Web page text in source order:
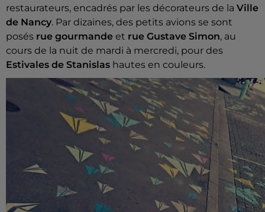
restaurateurs, encadrés par les décorateurs de la Ville
de Nancy. Par dizaines, des petits avions se sont
posés rue gourmande et rue Gustave Simon, au
cours de la nuit de mardi à mercredi, pour des
Estivales de Stanislas hautes en couleurs.